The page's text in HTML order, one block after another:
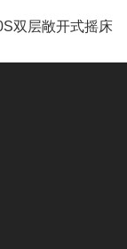
双层敞开式摇床